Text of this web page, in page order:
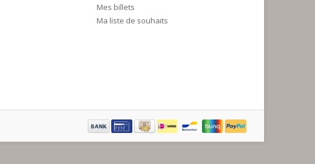
Mes billets
Ma liste de souhaits